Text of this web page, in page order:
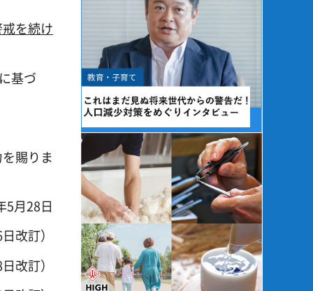
を続け
基づ
賜りま
5月28日
改訂）
改訂）